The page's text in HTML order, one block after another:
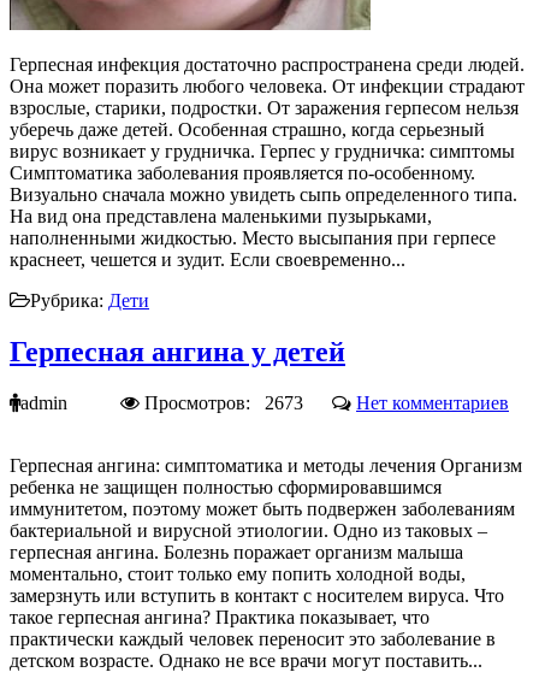
Герпесная инфекция достаточно распространена среди людей.
Она может поразить любого человека. От инфекции страдают
взрослые, старики, подростки. От заражения герпесом нельзя
уберечь даже детей. Особенная страшно, когда серьезный
вирус возникает у грудничка. Герпес у грудничка: симптомы
Симптоматика заболевания проявляется по-особенному.
Визуально сначала можно увидеть сыпь определенного типа.
На вид она представлена маленькими пузырьками,
наполненными жидкостью. Место высыпания при герпесе
краснеет, чешется и зудит. Если своевременно...
Рубрика: Дети
Герпесная ангина у детей
admin Просмотров: 2673 Нет комментариев
Герпесная ангина: симптоматика и методы лечения Организм
ребенка не защищен полностью сформировавшимся
иммунитетом, поэтому может быть подвержен заболеваниям
бактериальной и вирусной этиологии. Одно из таковых –
герпесная ангина. Болезнь поражает организм малыша
моментально, стоит только ему попить холодной воды,
замерзнуть или вступить в контакт с носителем вируса. Что
такое герпесная ангина? Практика показывает, что
практически каждый человек переносит это заболевание в
детском возрасте. Однако не все врачи могут поставить...